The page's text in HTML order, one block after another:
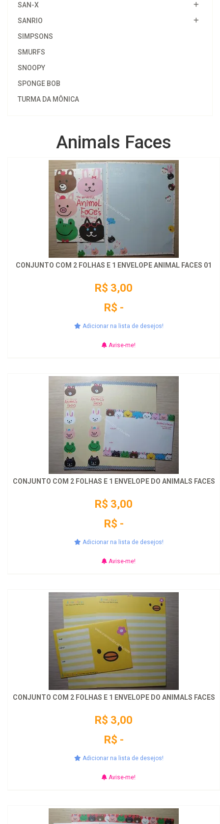
SAN-X
SANRIO
SIMPSONS
SMURFS
SNOOPY
SPONGE BOB
TURMA DA MÔNICA
Animals Faces
CONJUNTO COM 2 FOLHAS E 1 ENVELOPE ANIMAL FACES 01
R$ 3,00
R$ -
Adicionar na lista de desejos!
Avise-me!
CONJUNTO COM 2 FOLHAS E 1 ENVELOPE DO ANIMALS FACES
R$ 3,00
R$ -
Adicionar na lista de desejos!
Avise-me!
CONJUNTO COM 2 FOLHAS E 1 ENVELOPE DO ANIMALS FACES
R$ 3,00
R$ -
Adicionar na lista de desejos!
Avise-me!